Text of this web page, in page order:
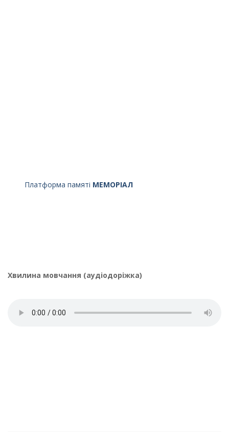
Платформа памяті МЕМОРІАЛ
Хвилина мовчання (аудіодоріжка)